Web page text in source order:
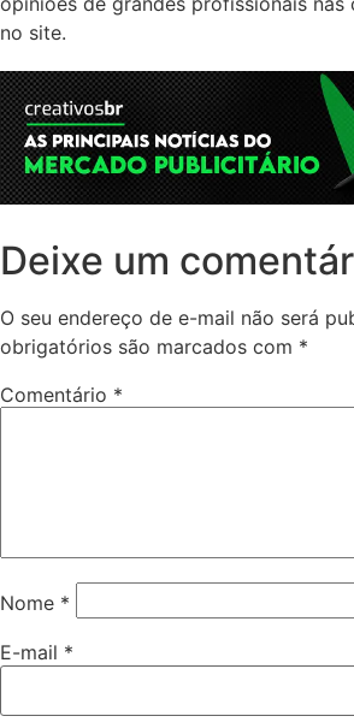
no site.
Deixe um
O seu endereço de e-mail não será
obrigatórios são marcados com *
Comentário *
Nome *
E-mail *